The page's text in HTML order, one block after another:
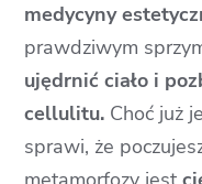
medycyny
prawdziwym
ujędrnić ciało i
cellulitu. Choć już
sprawi, że